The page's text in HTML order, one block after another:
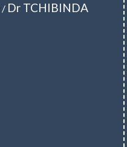
/ Dr TCHIBINDA